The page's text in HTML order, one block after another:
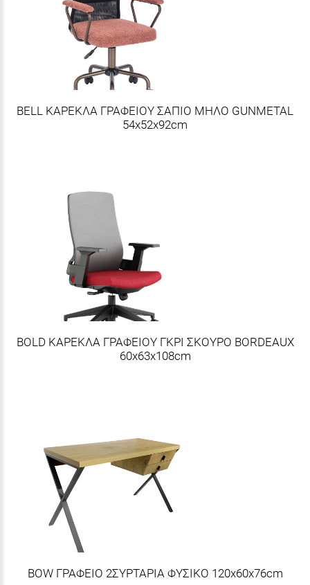
BELL ΚΑΡΕΚΛΑ ΓΡΑΦΕΙΟΥ ΣΑΠΙΟ ΜΗΛΟ GUNMETAL
54x52x92cm
BOLD ΚΑΡΕΚΛΑ ΓΡΑΦΕΙΟΥ ΓΚΡΙ ΣΚΟΥΡΟ BORDEAUX
60x63x108cm
BOW ΓΡΑΦΕΙΟ 2ΣΥΡΤΑΡΙΑ ΦΥΣΙΚΟ 120x60x76cm